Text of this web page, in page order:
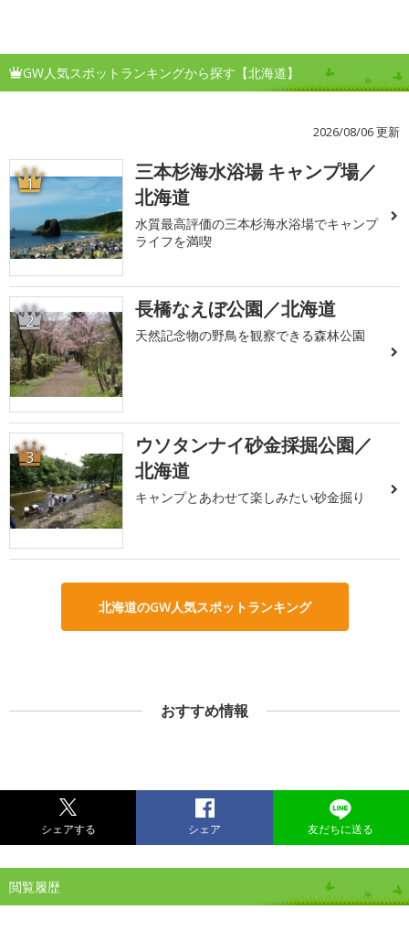
GW人気スポットランキングから探す【北海道】
2026/08/06 更新
1
三本杉海水浴場 キャンプ場／
北海道
水質最高評価の三本杉海水浴場でキャンプ
ライフを満喫
2 長橋なえぼ公園／北海道
天然記念物の野鳥を観察できる森林公園
3
ウソタンナイ砂金採掘公園／
北海道
キャンプとあわせて楽しみたい砂金掘り
北海道のGW人気スポットランキング
おすすめ情報
シェアする シェア 友だちに送る
閲覧履歴